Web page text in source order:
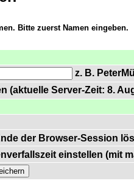
Bitte zuerst Namen eingeben.
z. B.
(aktuelle Server-Zeit: 8.
der Browser-Session
einstellen (mit